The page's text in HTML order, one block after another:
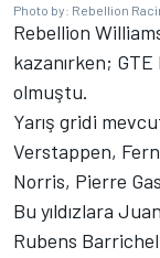
Photo by: Rebellion
Rebellion
kazanırken;
olmuştu.
Yarış gridi
Verstappen,
Norris, Pierre
Bu yıldızlara
Rubens